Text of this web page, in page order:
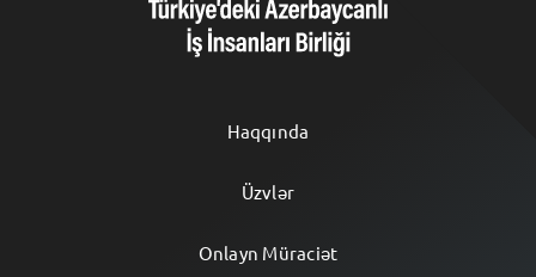
Haqqında
Üzvlər
Onlayn Müraciət